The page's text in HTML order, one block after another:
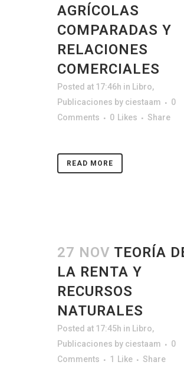
AGRÍCOLAS
COMPARADAS Y
RELACIONES
COMERCIALES
Posted at 17:46h in Libro,
Publicaciones by ciestaam
0
Comments
0 Likes Share
READ MORE
27 NOV TEORÍA
LA RENTA Y
RECURSOS
NATURALES
Posted at 17:45h in Libro,
Publicaciones by ciestaam
0
Comments
1 Like Share